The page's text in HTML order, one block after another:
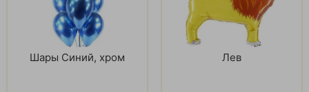
Шары Синий, хром Лев